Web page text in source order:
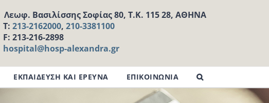
Λεωφ. Βασιλίσσης Σοφίας 80, Τ.Κ. 115 28, ΑΘΗΝΑ
Τ: 213-2162000, 210-3381100
F: 213-216-2898
hospital@hosp-alexandra.gr
ΕΚΠΑΙΔΕΥΣΗ ΚΑΙ ΕΡΕΥΝΑ ΕΠΙΚΟΙΝΩΝΙΑ